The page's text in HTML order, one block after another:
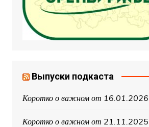
Выпуски подкаста
Коротко о важном от 16.01.2026
Коротко о важном от 21.11.2025